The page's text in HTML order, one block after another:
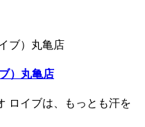
）丸亀店
ロイブは、もっとも汗を